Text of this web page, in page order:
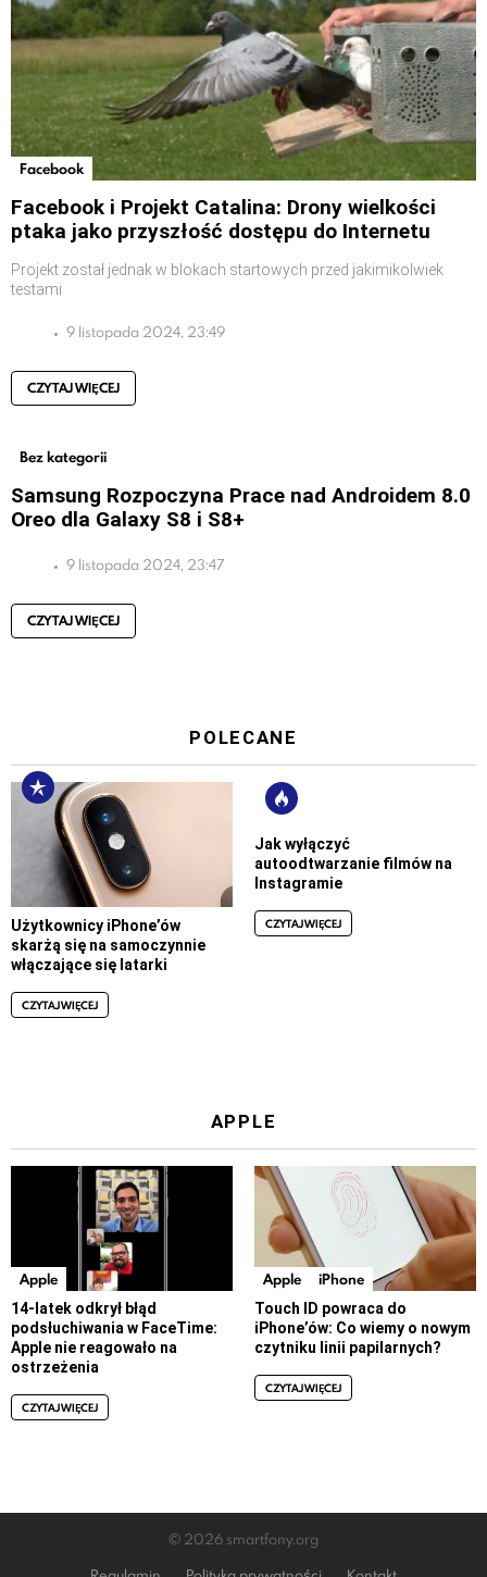
Facebook
Facebook i Projekt Catalina: Drony wielkości
ptaka jako przyszłość dostępu do Internetu
Projekt został jednak w blokach startowych przed jakimikolwiek
testami
9 listopada 2024, 23:49
CZYTAJ WIĘCEJ
Bez kategorii
Samsung Rozpoczyna Prace nad Androidem 8.0
Oreo dla Galaxy S8 i S8+
9 listopada 2024, 23:47
CZYTAJ WIĘCEJ
POLECANE
Użytkownicy iPhone’ów
skarżą się na samoczynnie
włączające się latarki
CZYTAJ WIĘCEJ
Jak wyłączyć
autoodtwarzanie filmów na
Instagramie
CZYTAJ WIĘCEJ
APPLE
Apple
14-latek odkrył błąd
podsłuchiwania w FaceTime:
Apple nie reagowało na
ostrzeżenia
CZYTAJ WIĘCEJ
Apple iPhone
Touch ID powraca do
iPhone’ów: Co wiemy o nowym
czytniku linii papilarnych?
CZYTAJ WIĘCEJ
© 2026 smartfony.org